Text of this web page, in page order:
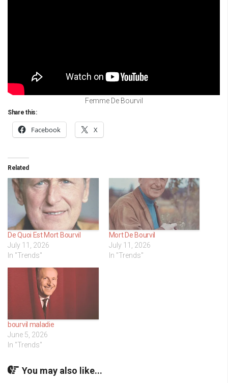
Femme De Bourvil
Share this:
Facebook X
Related
De Quoi Est Mort Bourvil
July 11, 2026
In "Trends"
Mort De Bourvil
July 11, 2026
In "Trends"
bourvil maladie
June 5, 2026
In "Trends"
You may also like...